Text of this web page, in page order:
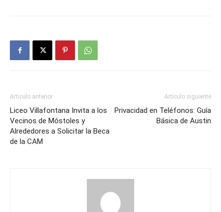
Artículo anterior
Liceo Villafontana Invita a los
Vecinos de Móstoles y
Alrededores a Solicitar la Beca
de la CAM
Artículo siguiente
Privacidad en Teléfonos: Guía
Básica de Austin